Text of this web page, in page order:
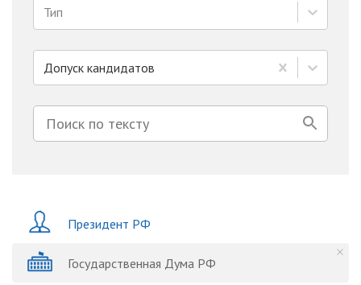
Тип
Допуск кандидатов
Президент РФ
Государственная Дума РФ